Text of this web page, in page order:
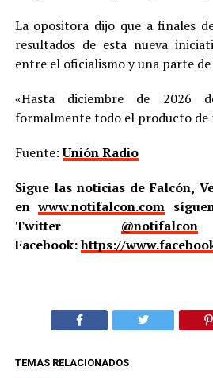
La opositora dijo que a finales
resultados de esta nueva
entre el oficialismo y una parte
«Hasta diciembre de 2026
formalmente todo el producto de
Fuente:Unión Radio
Sigue las noticias de Falcón,
enwww.notifalcon.com
Twitter @notifalcon
Facebook:https://
TEMAS RELACIONADOS